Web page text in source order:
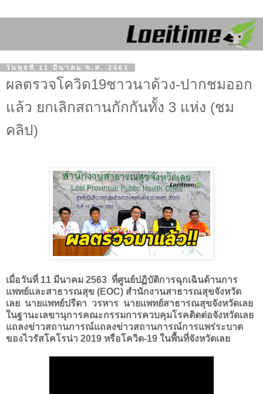
วันพุธที่ 11 มีนาคม พ.ศ. 2563
ผลตรวจโควิด19ชาวนาด้วง-ปากชมออก
แล้ว ยกเลิกสถานกักกันทั้ง 3 แห่ง (ชม
คลิป)
เมื่อวันที่ 11 มีนาคม 2563 ที่ศูนย์ปฏิบัติการฉุกเฉินด้านการ
แพทย์และสาธารณสุข (EOC) สำนักงานสาธารณสุขจังหวัด
เลย นายแพทย์ปรีดา วรหาร นายแพทย์สาธารณสุขจังหวัดเลย
ในฐานะเลขานุการคณะกรรมการควบคุมโรคติดต่อจังหวัดเลย
แถลงข่าวสถานการณ์แถลงข่าวสถานการณ์การแพร่ระบาด
ของไวรัสโคโรน่า 2019 หรือโควิด-19 ในพื้นที่จังหวัดเลย